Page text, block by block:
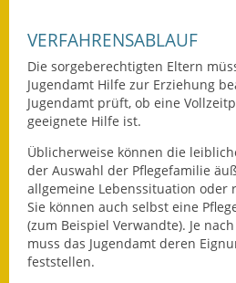
VERFAHRENSABLAUF
Die sorgeberechtigten Eltern
Jugendamt Hilfe zur Erziehung
Jugendamt prüft, ob eine
geeignete Hilfe ist.
Üblicherweise können die
der Auswahl der Pflegefamilie
allgemeine Lebenssituation oder
Sie können auch selbst eine
(zum Beispiel Verwandte). Je
muss das Jugendamt deren
feststellen.